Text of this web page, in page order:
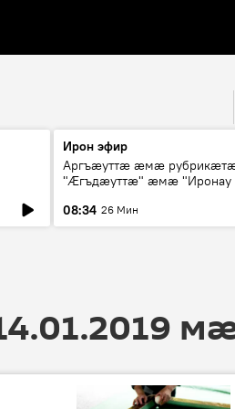
Ирон эфир
Аргъæуттæ æмæ
"Æгъдæуттæ" æмæ "Иронау
08:34 26 Мин